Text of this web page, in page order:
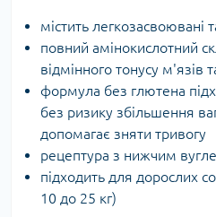
містить легкозасвоювані
повний амінокислотний
відмінного тонусу м'язів
формула без глютена
без ризику збільшення
допомагає зняти тривогу
рецептура з нижчим
підходить для дорослих
10 до 25 кг)